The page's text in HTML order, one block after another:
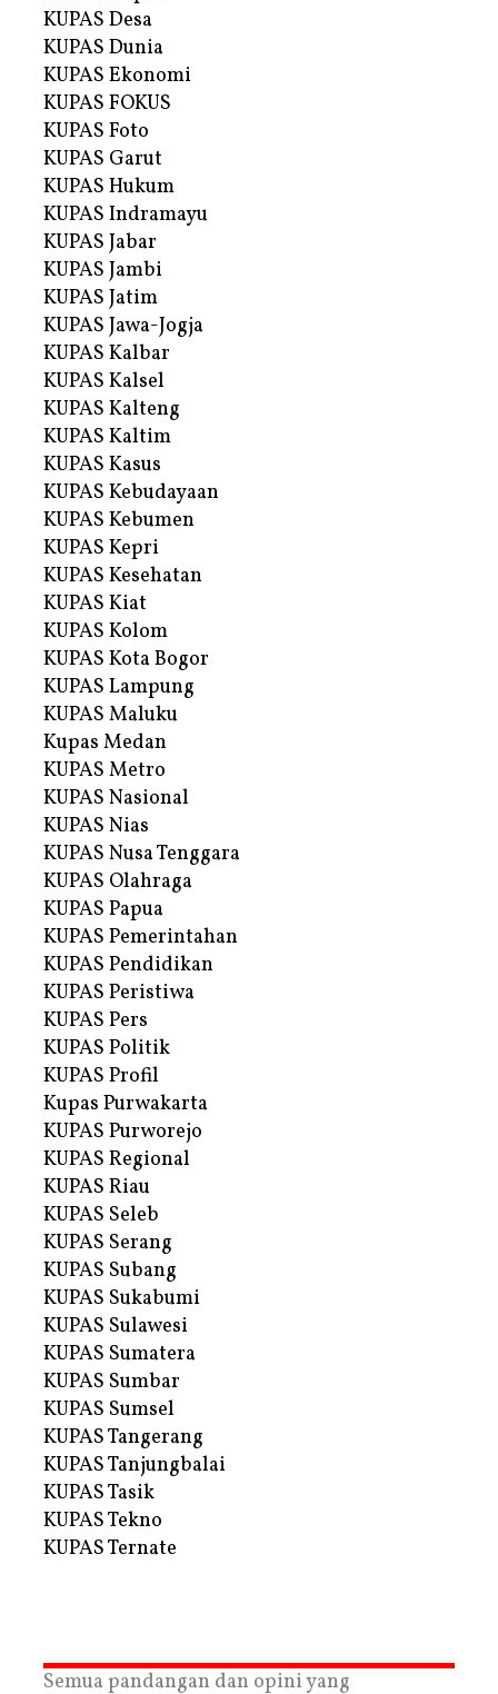
KUPAS Desa
KUPAS Dunia
KUPAS Ekonomi
KUPAS FOKUS
KUPAS Foto
KUPAS Garut
KUPAS Hukum
KUPAS Indramayu
KUPAS Jabar
KUPAS Jambi
KUPAS Jatim
KUPAS Jawa-Jogja
KUPAS Kalbar
KUPAS Kalsel
KUPAS Kalteng
KUPAS Kaltim
KUPAS Kasus
KUPAS Kebudayaan
KUPAS Kebumen
KUPAS Kepri
KUPAS Kesehatan
KUPAS Kiat
KUPAS Kolom
KUPAS Kota Bogor
KUPAS Lampung
KUPAS Maluku
Kupas Medan
KUPAS Metro
KUPAS Nasional
KUPAS Nias
KUPAS Nusa Tenggara
KUPAS Olahraga
KUPAS Papua
KUPAS Pemerintahan
KUPAS Pendidikan
KUPAS Peristiwa
KUPAS Pers
KUPAS Politik
KUPAS Profil
Kupas Purwakarta
KUPAS Purworejo
KUPAS Regional
KUPAS Riau
KUPAS Seleb
KUPAS Serang
KUPAS Subang
KUPAS Sukabumi
KUPAS Sulawesi
KUPAS Sumatera
KUPAS Sumbar
KUPAS Sumsel
KUPAS Tangerang
KUPAS Tanjungbalai
KUPAS Tasik
KUPAS Tekno
KUPAS Ternate
Semua pandangan dan opini yang